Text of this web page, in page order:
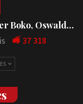
Boko, Oswald…
37 318